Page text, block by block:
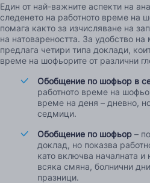
Един от най-важните аспекти на
следенето на работното време на
помага както за изчисляване на
на натовареността. За удобство
предлага четири типа доклади,
време на шофьорите от различни
Обобщение по шофьор в
работното време на
време на деня – дневно,
седмици.
Обобщение по шофьор –
доклад, но показва
като включва началната и
всяка смяна, болнични
празници.